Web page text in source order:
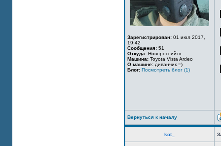
Зарегистрирован: 01 июл 2017,
19:42
Сообщения: 51
Откуда: Новороссийск
Машина: Toyota Vista Ardeo
О машине: диванчик =)
Блог: Посмотреть блог (1)
Вернуться к началу
kot_